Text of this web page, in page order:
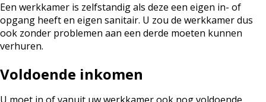
Een werkkamer is zelfstandig als deze een eigen in- of
opgang heeft en eigen sanitair. U zou de werkkamer dus
ook zonder problemen aan een derde moeten kunnen
verhuren.
Voldoende inkomen